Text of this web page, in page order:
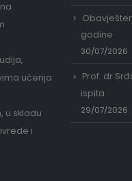
učenja
u skladu
i
godine
30/07/2026
Prof. dr
ispita
29/07/2026